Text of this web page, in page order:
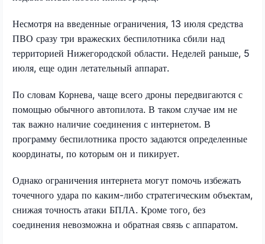
Несмотря на введенные ограничения, 13 июля средства
ПВО сразу три вражеских беспилотника сбили над
территорией Нижегородской области. Неделей раньше, 5
июля, еще один летательный аппарат.
По словам Корнева, чаще всего дроны передвигаются с
помощью обычного автопилота. В таком случае им не
так важно наличие соединения с интернетом. В
программу беспилотника просто задаются определенные
координаты, по которым он и пикирует.
Однако ограничения интернета могут помочь избежать
точечного удара по каким-либо стратегическим объектам,
снижая точность атаки БПЛА. Кроме того, без
соединения невозможна и обратная связь с аппаратом.